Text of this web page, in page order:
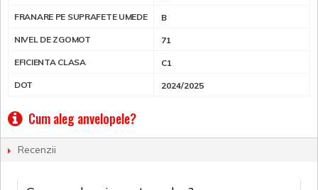
FRANARE PE SUPRAFETE UMEDE B
NIVEL DE ZGOMOT 71
EFICIENTA CLASA C1
DOT 2024/2025
Cum aleg anvelopele?
Recenzii